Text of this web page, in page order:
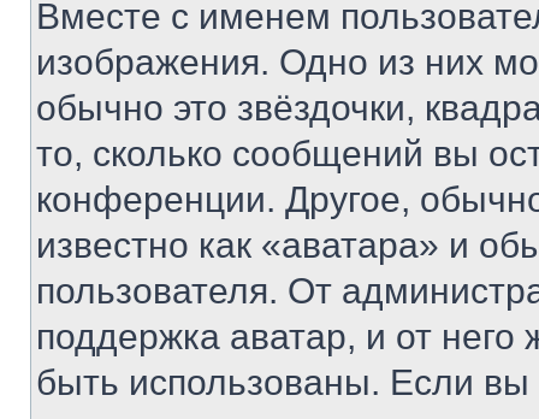
Вместе с именем
изображения. Одно из них
обычно это звёздочки,
то, сколько сообщений вы
конференции. Другое,
известно как «аватара» и
пользователя. От
поддержка аватар, и от него
быть использованы. Если